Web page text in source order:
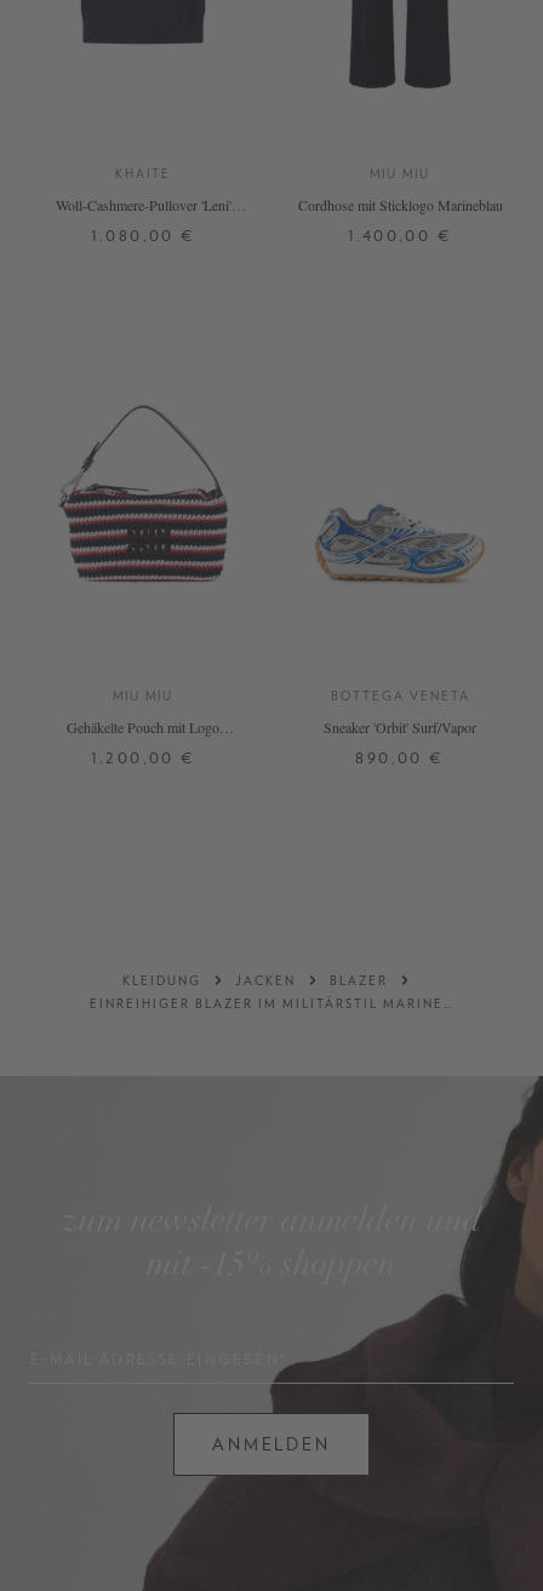
KHAITE
Woll-Cashmere-Pullover 'Leni'
1.080,00 €
MIU MIU
Cordhose mit Sticklogo Marineblau
1.400,00 €
MIU MIU
Gehäkelte Pouch mit Logo
1.200,00 €
BOTTEGA VENETA
Sneaker 'Orbit' Surf/Vapor
890,00 €
KLEIDUNG JACKEN
BLAZER
zum newsletter anmelden und
ANMELDEN